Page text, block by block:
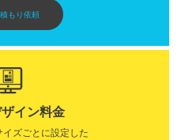
もり依頼
イン料金
ズごとに設定した